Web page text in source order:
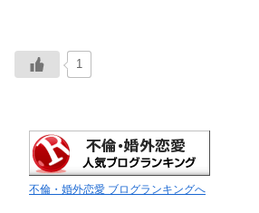
1
不倫・婚外恋愛 ブログランキングへ